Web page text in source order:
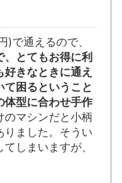
で通えるので、
とてもお得に利
きなときに通え
て困るということ
体型に合わせ手作
のマシンだと小柄
りました。そうい
しまいますが、